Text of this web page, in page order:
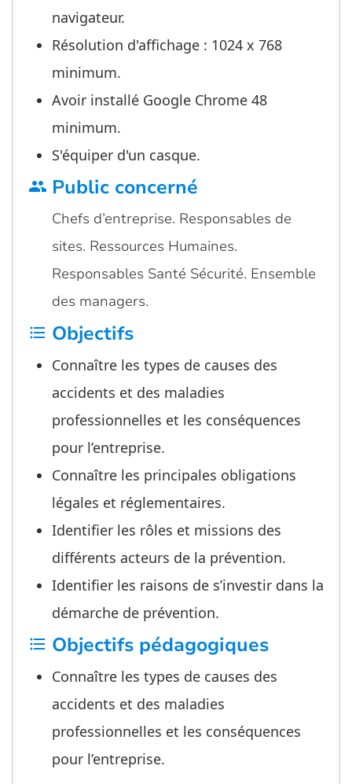
navigateur.
Résolution d'affichage : 1024 x 768
minimum.
Avoir installé Google Chrome 48
minimum.
S'équiper d'un casque.
group Public concerné
Chefs d’entreprise. Responsables de
sites. Ressources Humaines.
Responsables Santé Sécurité. Ensemble
des managers.
format_list_bulleted Objectifs
Connaître les types de causes des
accidents et des maladies
professionnelles et les conséquences
pour l’entreprise.
Connaître les principales obligations
légales et réglementaires.
Identifier les rôles et missions des
différents acteurs de la prévention.
Identifier les raisons de s’investir dans la
démarche de prévention.
format_list_bulleted Objectifs pédagogiques
Connaître les types de causes des
accidents et des maladies
professionnelles et les conséquences
pour l’entreprise.